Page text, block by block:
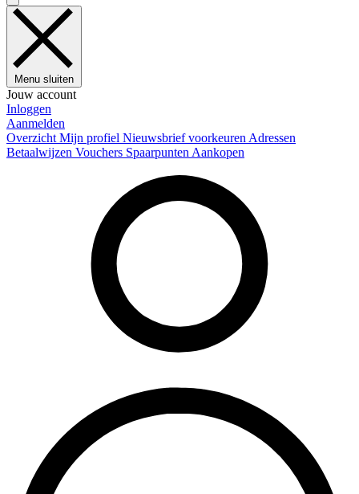
Menu sluiten
Jouw account
Inloggen
Aanmelden
Overzicht Mijn profiel Nieuwsbrief voorkeuren Adressen
Betaalwijzen Vouchers Spaarpunten Aankopen